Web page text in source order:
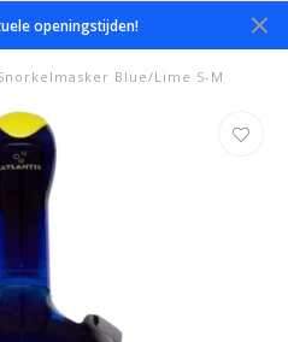
openingstijden!
Blue/Lime S-M